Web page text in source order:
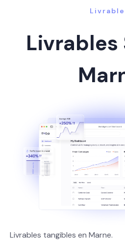
Livrables
Livrables tangibles en Marne.